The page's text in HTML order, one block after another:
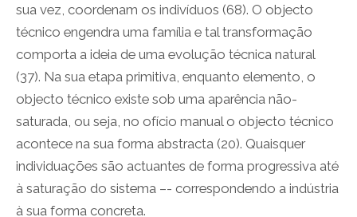
sua vez, coordenam os indivíduos (68). O objecto
técnico engendra uma família e tal transformação
comporta a ideia de uma evolução técnica natural
(37). Na sua etapa primitiva, enquanto elemento, o
objecto técnico existe sob uma aparência não-
saturada, ou seja, no ofício manual o objecto técnico
acontece na sua forma abstracta (20). Quaisquer
individuações são actuantes de forma progressiva até
à saturação do sistema –- correspondendo a indústria
à sua forma concreta.